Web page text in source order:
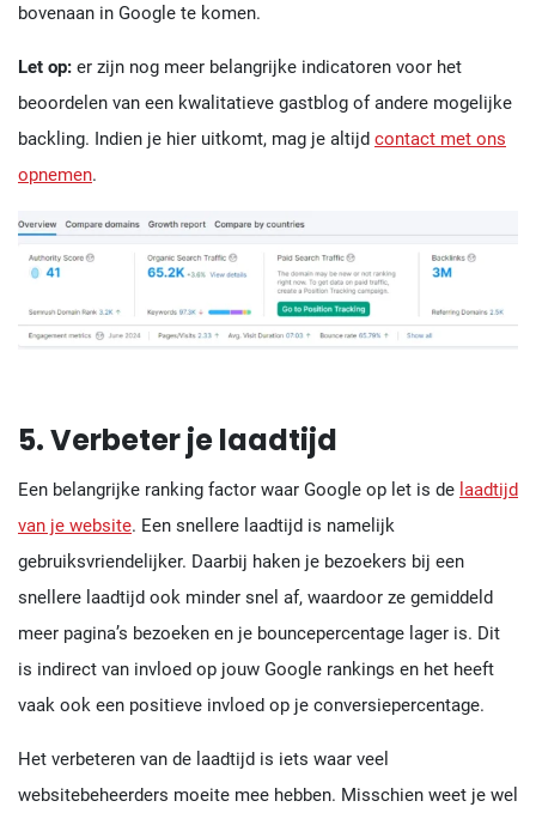
bovenaan in Google te komen.
Let op: er zijn nog meer belangrijke indicatoren voor het
beoordelen van een kwalitatieve gastblog of andere mogelijke
backling. Indien je hier uitkomt, mag je altijd contact met ons
opnemen.
5. Verbeter je laadtijd
Een belangrijke ranking factor waar Google op let is de laadtijd
van je website. Een snellere laadtijd is namelijk
gebruiksvriendelijker. Daarbij haken je bezoekers bij een
snellere laadtijd ook minder snel af, waardoor ze gemiddeld
meer pagina’s bezoeken en je bouncepercentage lager is. Dit
is indirect van invloed op jouw Google rankings en het heeft
vaak ook een positieve invloed op je conversiepercentage.
Het verbeteren van de laadtijd is iets waar veel
websitebeheerders moeite mee hebben. Misschien weet je wel